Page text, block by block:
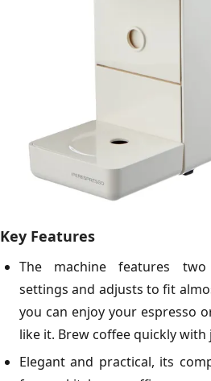
Key Features
The machine features
settings and adjusts to fit
you can enjoy your espresso
like it. Brew coffee quickly
Elegant and practical, its